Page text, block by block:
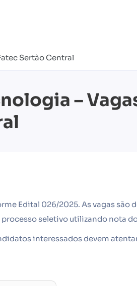
Sertão Central
–
Edital 026/2025. As vagas são
seletivo utilizando nota
interessados devem